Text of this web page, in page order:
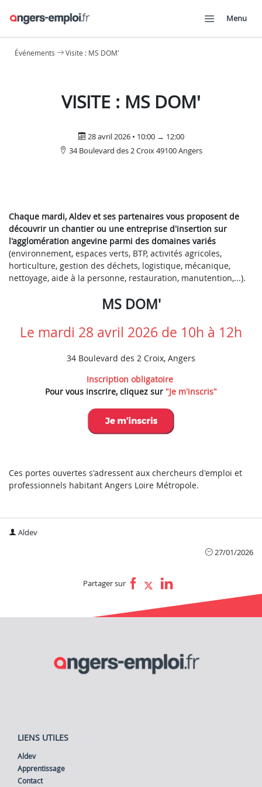
Menu
Événements Visite : MS DOM'
VISITE : MS DOM'
28 avril 2026 • 10:00 → 12:00
34 Boulevard des 2 Croix 49100 Angers
Chaque mardi, Aldev et ses partenaires vous proposent de
découvrir un chantier ou une entreprise d'insertion sur
l'agglomération angevine parmi des domaines variés
(environnement, espaces verts, BTP, activités agricoles,
horticulture, gestion des déchets, logistique, mécanique,
nettoyage, aide à la personne, restauration, manutention,...).
MS DOM'
Le mardi 28 avril 2026 de 10h à 12h
34 Boulevard des 2 Croix, Angers
Inscription obligatoire
Pour vous inscrire, cliquez sur "Je m'inscris"
Ces portes ouvertes s'adressent aux chercheurs d'emploi et
professionnels habitant Angers Loire Métropole.
Aldev
27/01/2026
Partager sur
LIENS UTILES
Aldev
Apprentissage
Contact